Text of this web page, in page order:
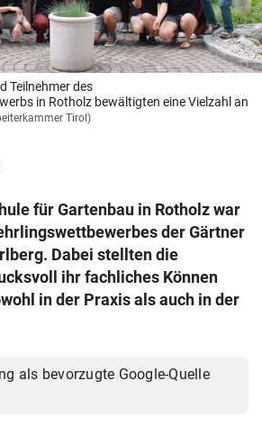
& Co KG 2026
Teilnehmer des
in Rotholz bewältigten eine Vielzahl an
Tirol)
für Gartenbau in Rotholz war
der Gärtner
Dabei stellten die
ihr fachliches Können
in der Praxis als auch in der
als bevorzugte Google-Quelle